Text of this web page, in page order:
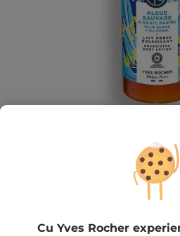
Fenicul
Cu Yves Rocher